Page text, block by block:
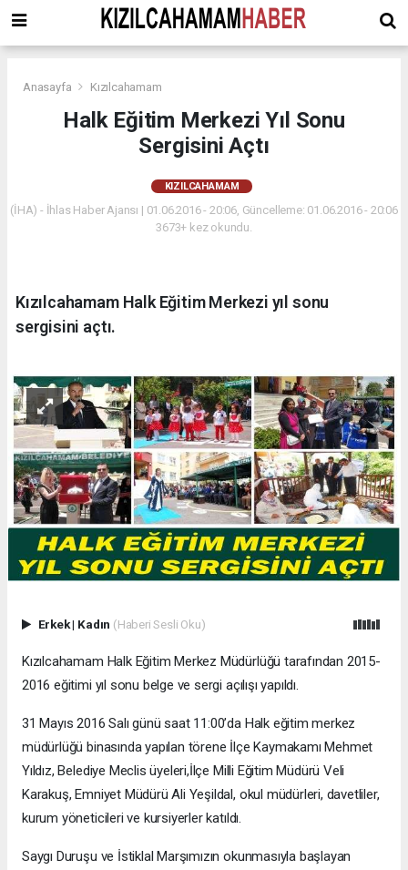
Anasayfa Kızılcahamam
Halk Eğitim Merkezi Yıl Sonu
Sergisini Açtı
KIZILCAHAMAM
(İHA) - İhlas Haber Ajansı | 01.06.2016 - 20:06, Güncelleme: 01.06.2016 - 20:06
3673+ kez okundu.
Kızılcahamam Halk Eğitim Merkezi yıl sonu
sergisini açtı.
Erkek| Kadın (Haberi Sesli Oku)
Kızılcahamam Halk Eğitim Merkez Müdürlüğü tarafından 2015-
2016 eğitimi yıl sonu belge ve sergi açılışı yapıldı.
31 Mayıs 2016 Salı günü saat 11:00’da Halk eğitim merkez
müdürlüğü binasında yapılan törene İlçe Kaymakamı Mehmet
Yıldız, Belediye Meclis üyeleri,İlçe Milli Eğitim Müdürü Veli
Karakuş, Emniyet Müdürü Ali Yeşildal, okul müdürleri, davetliler,
kurum yöneticileri ve kursiyerler katıldı.
Saygı Duruşu ve İstiklal Marşımızın okunmasıyla başlayan